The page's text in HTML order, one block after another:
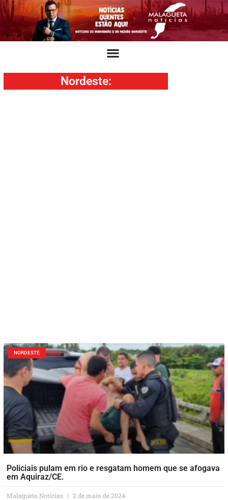
Nordeste:
NORDESTE
Policiais pulam em rio e resgatam homem que se afogava
em Aquiraz/CE.
Malagueta Notícias 2 de maio de 2024